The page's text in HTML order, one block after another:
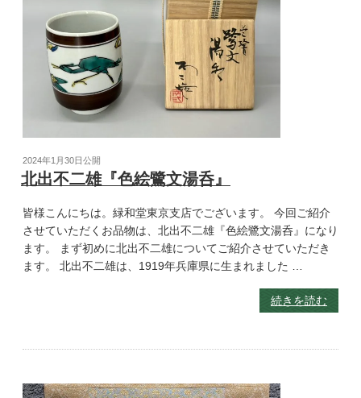
2024年1月30日公開
北出不二雄『色絵鷺文湯呑』
皆様こんにちは。緑和堂東京支店でございます。 今回ご紹介
させていただくお品物は、北出不二雄『色絵鷺文湯呑』になり
ます。 まず初めに北出不二雄についてご紹介させていただき
ます。 北出不二雄は、1919年兵庫県に生まれました …
続きを読む